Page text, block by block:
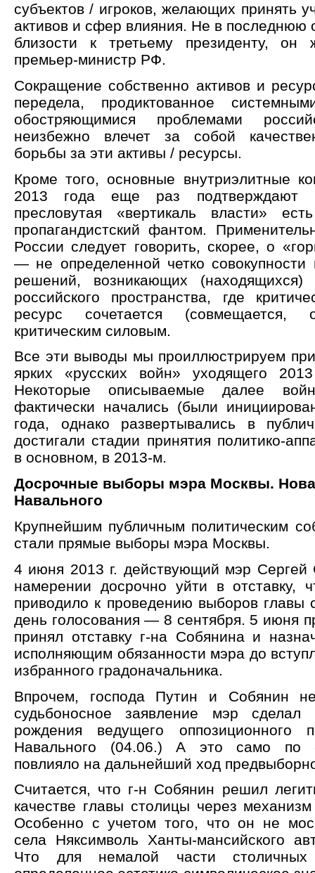
субъектов / игроков, желающих принять
активов и сфер влияния. Не в последнюю
близости к третьему президенту,
премьер-министр РФ.
Сокращение собственно активов и
передела, продиктованное
обостряющимися проблемами
неизбежно влечет за собой
борьбы за эти активы / ресурсы.
Кроме того, основные внутриэлитные
2013 года еще раз подтверждают
пресловутая «вертикаль власти»
пропагандистский фантом.
России следует говорить, скорее, о
— не определенной четко совокупности
решений, возникающих (находящихся)
российского пространства, где
ресурс сочетается (совмещается,
критическим силовым.
Все эти выводы мы проиллюстрируем
ярких «русских войн» уходящего
Некоторые описываемые далее
фактически начались (были
года, однако развертывались в
достигали стадии принятия политико-
в основном, в 2013-м.
Досрочные выборы мэра Москвы.
Навального
Крупнейшим публичным политическим
стали прямые выборы мэра Москвы.
4 июня 2013 г. действующий мэр Сергей
намерении досрочно уйти в отставку,
приводило к проведению выборов главы
день голосования — 8 сентября. 5 июня
принял отставку г-на Собянина и
исполняющим обязанности мэра до
избранного градоначальника.
Впрочем, господа Путин и Собянин
судьбоносное заявление мэр
рождения ведущего оппозиционного
Навального (04.06.) А это само по
повлияло на дальнейший ход
Считается, что г-н Собянин решил
качестве главы столицы через
Особенно с учетом того, что он не
села Няксимволь Ханты-мансийского
Что для немалой части